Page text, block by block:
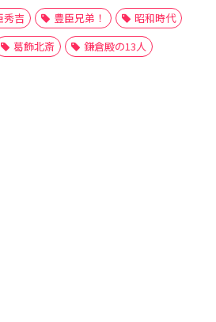
秀吉 豊臣兄弟！
昭和時代
葛飾北斎 鎌倉殿の13人